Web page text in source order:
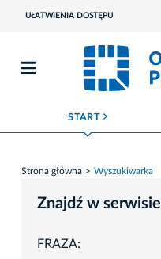
UŁATWIENIA DOSTĘPU
START ROZWIŃ MENU
Strona główna Wyszukiwarka
Znajdź w serwisie
FRAZA: